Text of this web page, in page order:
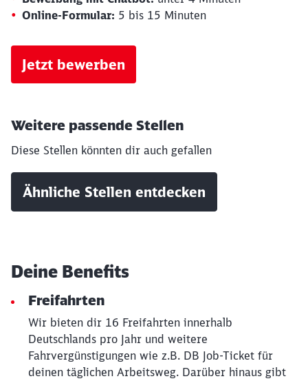
Online-Formular: 5 bis 15 Minuten
Jetzt bewerben
Weitere passende Stellen
Diese Stellen könnten dir auch gefallen
Ähnliche Stellen entdecken
Deine Benefits
Freifahrten
Wir bieten dir 16 Freifahrten innerhalb
Deutschlands pro Jahr und weitere
Fahrvergünstigungen wie z.B. DB Job-Ticket für
deinen täglichen Arbeitsweg. Darüber hinaus gibt
Möchten Sie zuweitergeleitet
werden?
Abbrechen Weiter